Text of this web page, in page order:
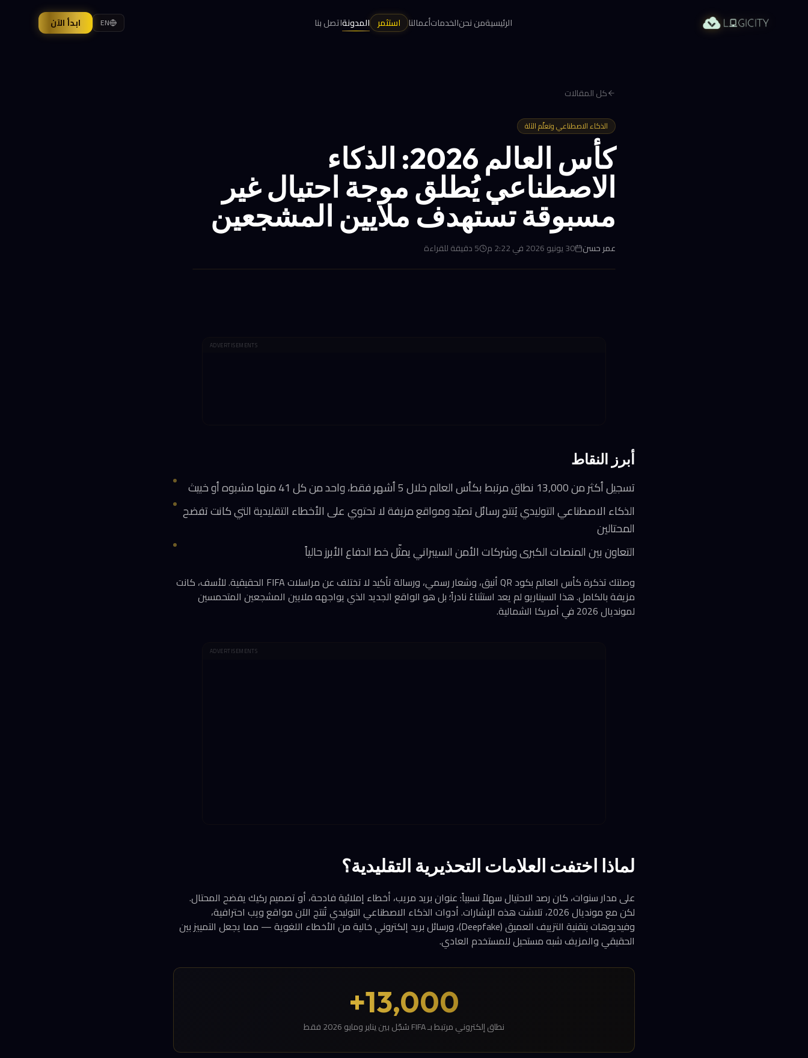
الرئيسيةمن نحنالخدماتأعمالنا استثمر المدونةاتصل بنا EN ابدأ الآن
كل المقالات
الذكاء الاصطناعي وتعلّم الآلة
كأس العالم 2026: الذكاء
الاصطناعي يُطلق موجة احتيال غير
مسبوقة تستهدف ملايين المشجعين
عمر حسن 30 يونيو 2026 في 2:22 م 5دقيقة للقراءة
ADVERTISEMENTS
أبرز النقاط
تسجيل أكثر من 13,000 نطاق مرتبط بكأس العالم خلال 5 أشهر فقط، واحد من كل 41 منها مشبوه أو خبيث
الذكاء الاصطناعي التوليدي يُنتج رسائل تصيّد ومواقع مزيفة لا تحتوي على الأخطاء التقليدية التي كانت تفضح
المحتالين
التعاون بين المنصات الكبرى وشركات الأمن السيبراني يمثّل خط الدفاع الأبرز حالياً
وصلتك تذكرة كأس العالم بكود QR أنيق، وشعار رسمي، ورسالة تأكيد لا تختلف عن مراسلات FIFA الحقيقية. للأسف، كانت
مزيفة بالكامل. هذا السيناريو لم يعد استثناءً نادراً؛ بل هو الواقع الجديد الذي يواجهه ملايين المشجعين المتحمسين
لمونديال 2026 في أمريكا الشمالية.
ADVERTISEMENTS
لماذا اختفت العلامات التحذيرية التقليدية؟
على مدار سنوات، كان رصد الاحتيال سهلاً نسبياً: عنوان بريد مريب، أخطاء إملائية فادحة، أو تصميم ركيك يفضح المحتال.
لكن مع مونديال 2026، تلاشت هذه الإشارات. أدوات الذكاء الاصطناعي التوليدي تُنتج الآن مواقع ويب احترافية،
وفيديوهات بتقنية التزييف العميق (Deepfake)، ورسائل بريد إلكتروني خالية من الأخطاء اللغوية — مما يجعل التمييز بين
الحقيقي والمزيف شبه مستحيل للمستخدم العادي.
13,000+
نطاق إلكتروني مرتبط بـ FIFA سُجّل بين يناير ومايو 2026 فقط